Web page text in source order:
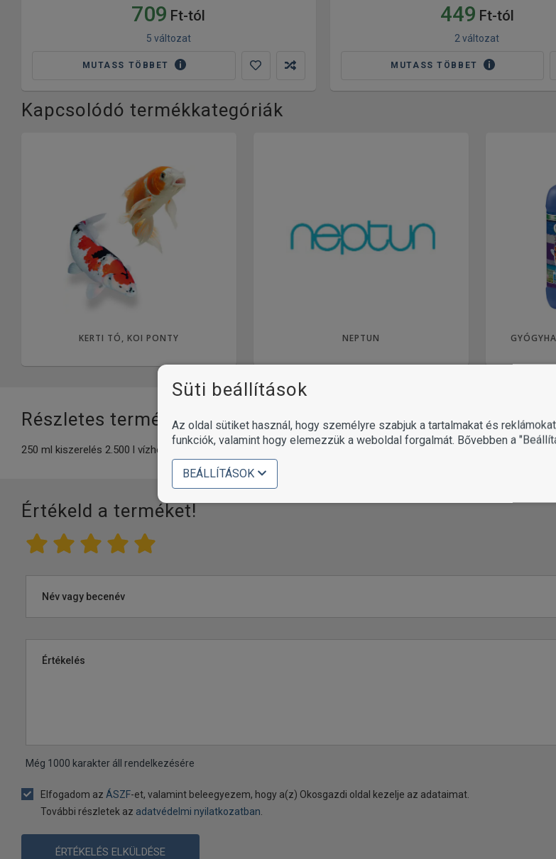
709 Ft-tól
5 változat
MUTASS TÖBBET
449 Ft-tól
2 változat
MUTASS TÖBBET
Kapcsolódó termékkategóriák
KERTI TÓ, KOI PONTY NEPTUN
Részletes termékinformációk
250 ml kiszerelés 2.500 l vízhez elegendő.
Értékeld a terméket!
Név vagy becenév
Értékelés
Még 1000 karakter áll rendelkezésére
Elfogadom az ÁSZF-et, valamint beleegyezem, hogy a(z) Okosgazdi oldal kezelje az adataimat.
További részletek az adatvédelmi nyilatkozatban
ÉRTÉKELÉS ELKÜLDÉSE
Süti beállítások
Az oldal sütiket használ, hogy személyre szabjuk a tartalmakat és
funkciók, valamint hogy elemezzük a weboldal forgalmát. Bővebben a
BEÁLLÍTÁSOK